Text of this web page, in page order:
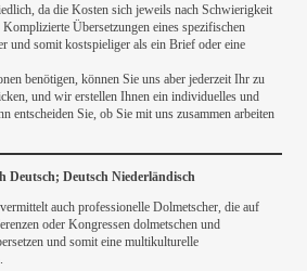
da die Kosten sich jeweils nach Schwierigkeit
Übersetzungen eines spezifischen
und somit kostspieliger als ein Brief oder eine
benötigen, können Sie uns aber jederzeit Ihr zu
und wir erstellen Ihnen ein individuelles und
entscheiden Sie, ob Sie mit uns zusammen arbeiten
Deutsch; Deutsch Niederländisch
auch professionelle Dolmetscher, die auf
oder Kongressen dolmetschen und
und somit eine multikulturelle